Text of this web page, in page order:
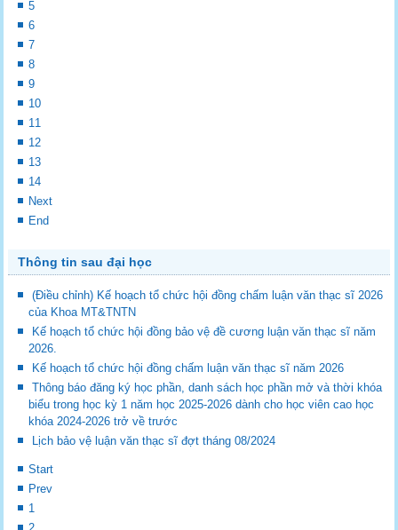
5
6
7
8
9
10
11
12
13
14
Next
End
Thông tin sau đại học
(Điều chỉnh) Kế hoạch tổ chức hội đồng chấm luận văn thạc sĩ 2026
của Khoa MT&TNTN
Kế hoạch tổ chức hội đồng bảo vệ đề cương luận văn thạc sĩ năm
2026.
Kế hoạch tổ chức hội đồng chấm luận văn thạc sĩ năm 2026
Thông báo đăng ký học phần, danh sách học phần mở và thời khóa
biểu trong học kỳ 1 năm học 2025-2026 dành cho học viên cao học
khóa 2024-2026 trở về trước
Lịch bảo vệ luận văn thạc sĩ đợt tháng 08/2024
Start
Prev
1